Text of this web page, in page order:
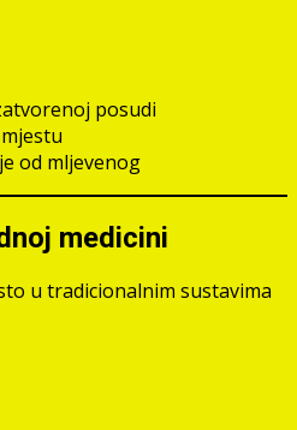
posudi
od mljevenog
medicini
u tradicionalnim sustavima